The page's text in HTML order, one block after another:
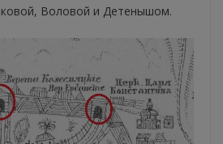
Воловой и Детенышом.